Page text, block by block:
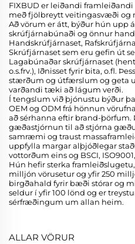
FIXBUD er leiðandi
með fjölbreytt veitingasvæði
Að vörum er átt, býður hún upp
skrúfjárnabúnaði og önnur
Handskrúfjárnaset,
Skrúfjárnaset sem eru gefin út
Lagabúnaðar skrúfjárnaset
o.s.frv.), Iðnisset fyrir bita, o.fl.
stærðum og útfærslum og geta
varðandi tæki að lágum verði.
Í tengslum við þjónustu býður
OEM og ODM frá hönnun
að sérhanna eftir brand-
gæðastjórnun til að stjórna
samræmi og traust
uppfylla margar alþjóðlegar
vottorðum eins og BSCI, ISO9001,
Hún hefir sterka
milljón vörusetur og yfir 250
birgðahald fyrir bæði stórar og
seldur í yfir 100 lönd og er
sérfræðingum um allan heim.
ALLAR VÖRUR